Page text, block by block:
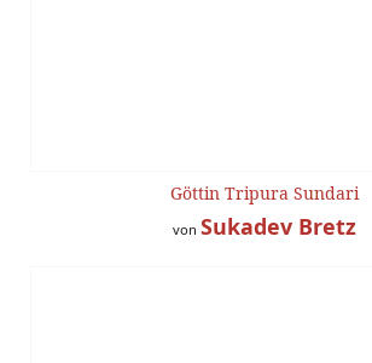
Göttin Tripura Sundari
von Sukadev Bretz